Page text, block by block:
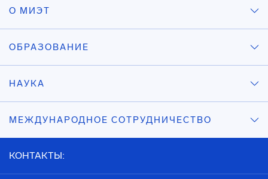
О МИЭТ
ОБРАЗОВАНИЕ
НАУКА
МЕЖДУНАРОДНОЕ СОТРУДНИЧЕСТВО
КОНТАКТЫ: